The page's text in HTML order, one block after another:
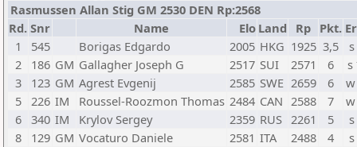
Rasmussen Allan Stig GM 2530 DEN Rp:2568
Rd. Snr Name Elo Land Rp Pkt.
1
545 Borigas Edgardo 2005 HKG 1925 3,5
2
186 GM Gallagher Joseph G 2517 SUI 2571 6
s
3
123 GM Agrest Evgenij 2585 SWE 2659 6
5 226 IM Roussel-Roozmon Thomas 2484 CAN 2588 7
6 340 IM Krylov Sergey 2359 RUS 2261 5
8
129 GM Vocaturo Daniele 2581 ITA 2488 4